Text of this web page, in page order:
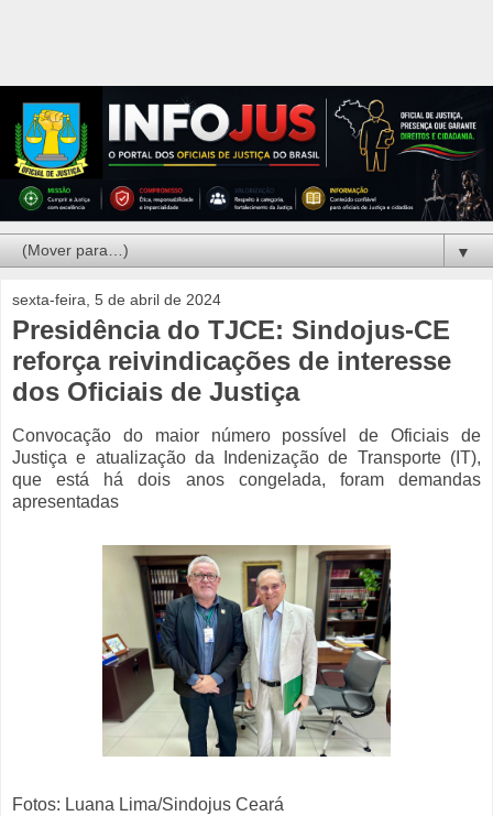
▼
sexta-feira, 5 de abril de 2024
Presidência do TJCE: Sindojus-CE
reforça reivindicações de interesse
dos Oficiais de Justiça
Convocação do maior número possível de Oficiais de
Justiça e atualização da Indenização de Transporte (IT),
que está há dois anos congelada, foram demandas
apresentadas
Fotos: Luana Lima/Sindojus Ceará